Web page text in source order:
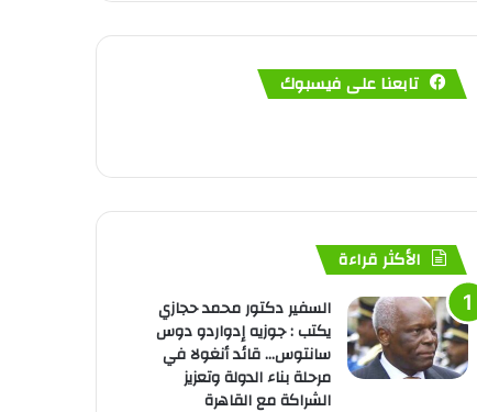
تابعنا على فيسبوك
الأكثر قراءة
السفير دكتور محمد حجازي
يكتب : جوزيه إدواردو دوس
سانتوس… قائد أنغولا في
مرحلة بناء الدولة وتعزيز
الشراكة مع القاهرة